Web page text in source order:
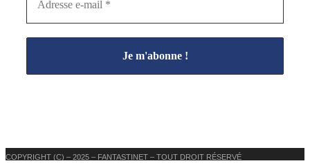
COPYRIGHT (C) – 2025 – FANTASTINET – TOUT DROIT RÉSERVÉ